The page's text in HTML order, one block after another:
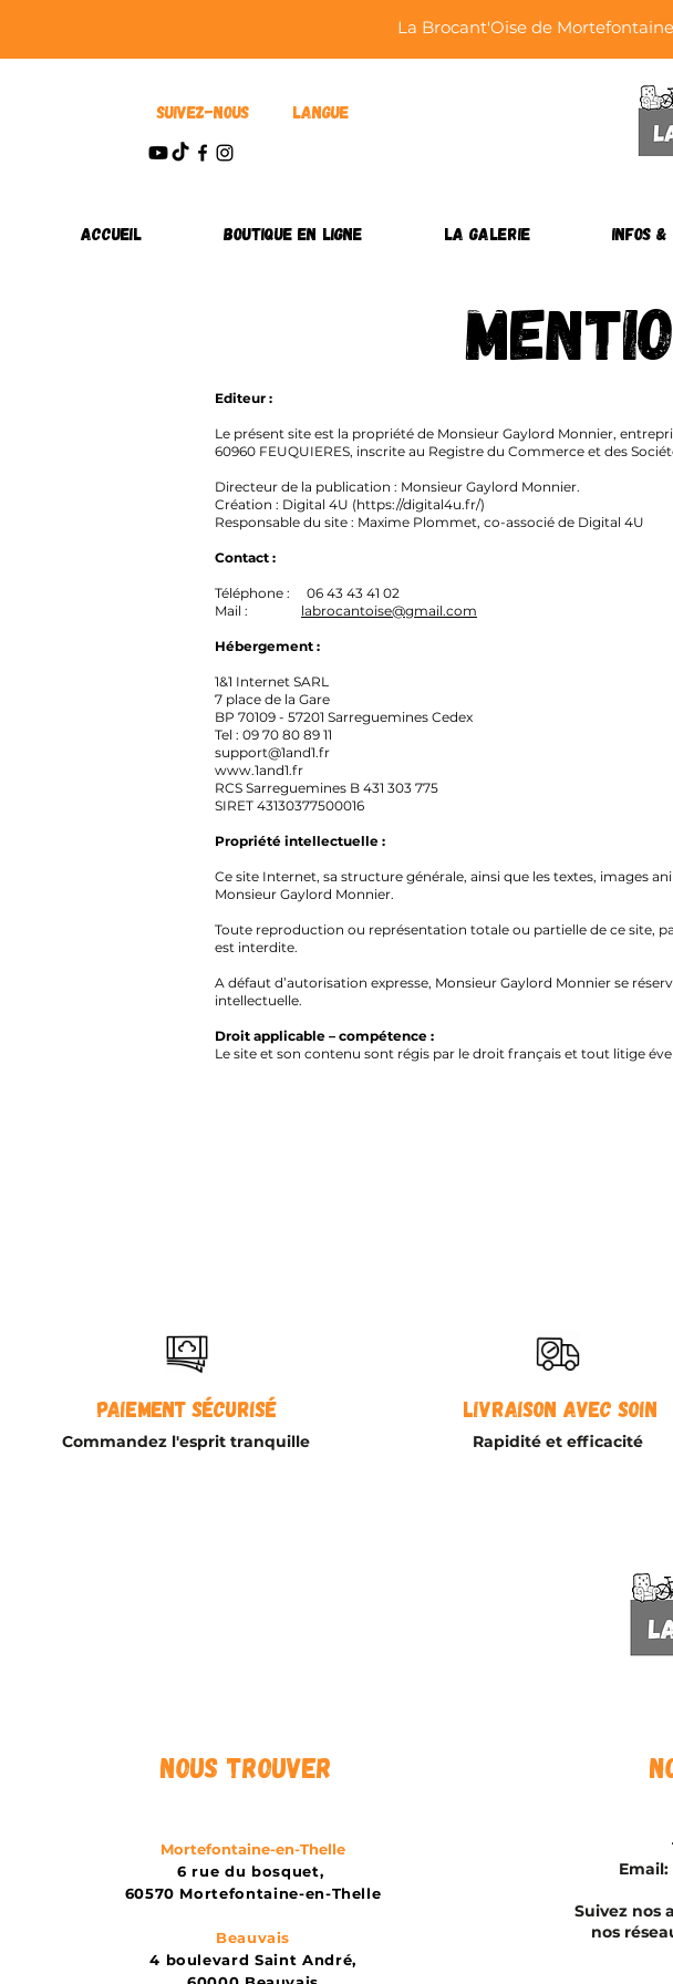
La Brocant'Oise de
Suivez-nous Langue
Accueil Boutique en ligne La Galerie Infos &
Editeur :
Le présent site est la propriété de Monsieur Gaylord Monnier,
60960 FEUQUIERES, inscrite au Registre du Commerce et des
Directeur de la publication : Monsieur Gaylord Monnier.
Création : Digital 4U (https://digital4u.fr/)
Responsable du site : Maxime Plommet, co-associé de Digital 4U
Contact :
Téléphone : 06 43 43 41 02
Mail : labrocantoise@gmail.com
Hébergement :
1&1 Internet SARL
7 place de la Gare
BP 70109 - 57201 Sarreguemines Cedex
Tel : 09 70 80 89 11
support@1and1.fr
www.1and1.fr
RCS Sarreguemines B 431 303 775
SIRET 43130377500016
Propriété intellectuelle :
Ce site Internet, sa structure générale, ainsi que les textes, images
Monsieur Gaylord Monnier.
Toute reproduction ou représentation totale ou partielle de ce site,
est interdite.
A défaut d’autorisation expresse, Monsieur Gaylord Monnier se
intellectuelle.
Droit applicable – compétence :
Le site et son contenu sont régis par le droit français et tout litige
Paiement sécurisé
Commandez l'esprit tranquille
Livraison avec soin
Rapidité et efficacité
Nous trouver
Mortefontaine-en-Thelle
6 rue du bosquet,
60570 Mortefontaine-en-Thelle
Beauvais
4 boulevard Saint André,
Email:
Suivez nos
nos